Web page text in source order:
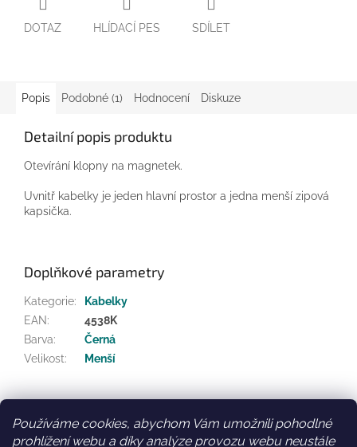
Používáme cookies, abychom Vám umožnili pohodlné
prohlížení webu a díky analýze provozu webu neustále
DOTAZ HLÍDACÍ PES SDÍLET
Popis Podobné (1) Hodnocení Diskuze
Detailní popis produktu
Otevírání klopny na magnetek.
Uvnitř kabelky je jeden hlavní prostor a jedna menší zipová
kapsička.
Doplňkové parametry
Kategorie:
Kabelky
EAN:
4538K
Barva:
Černá
Velikost: Menší
Z
Facebook Věrnostní slevy